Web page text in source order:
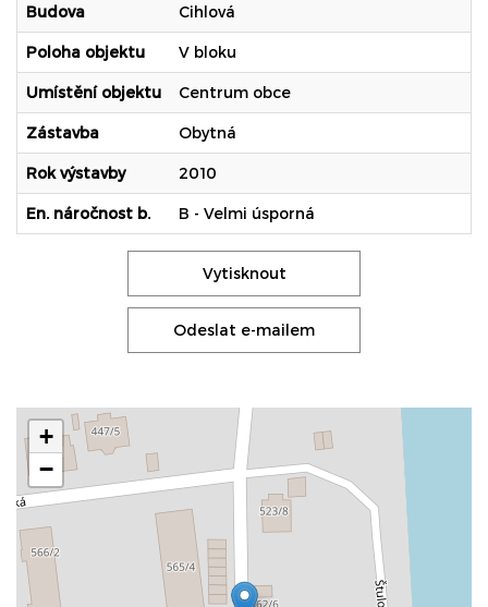
Budova Cihlová
Poloha objektu V bloku
Umístění objektu Centrum obce
Zástavba Obytná
Rok výstavby 2010
En. náročnost b. B - Velmi úsporná
Vytisknout
Odeslat e-mailem
+
−